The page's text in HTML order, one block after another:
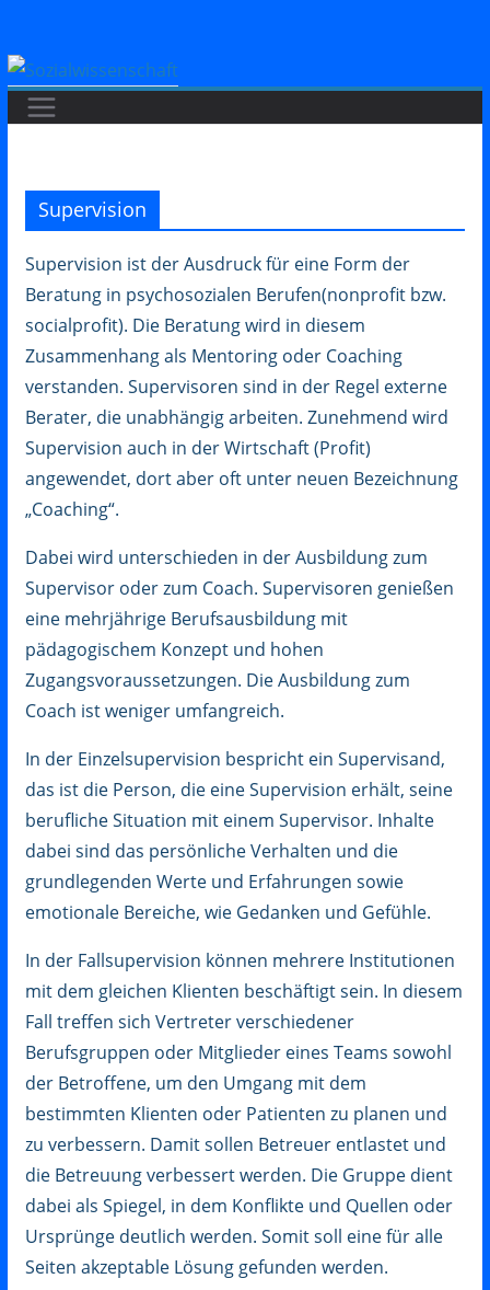
Inhalt
springen
Supervision
Supervision ist der Ausdruck für eine Form der
Beratung in psychosozialen Berufen(nonprofit bzw.
socialprofit). Die Beratung wird in diesem
Zusammenhang als Mentoring oder Coaching
verstanden. Supervisoren sind in der Regel externe
Berater, die unabhängig arbeiten. Zunehmend wird
Supervision auch in der Wirtschaft (Profit)
angewendet, dort aber oft unter neuen Bezeichnung
„Coaching“.
Dabei wird unterschieden in der Ausbildung zum
Supervisor oder zum Coach. Supervisoren genießen
eine mehrjährige Berufsausbildung mit
pädagogischem Konzept und hohen
Zugangsvoraussetzungen. Die Ausbildung zum
Coach ist weniger umfangreich.
In der Einzelsupervision bespricht ein Supervisand,
das ist die Person, die eine Supervision erhält, seine
berufliche Situation mit einem Supervisor. Inhalte
dabei sind das persönliche Verhalten und die
grundlegenden Werte und Erfahrungen sowie
emotionale Bereiche, wie Gedanken und Gefühle.
In der Fallsupervision können mehrere Institutionen
mit dem gleichen Klienten beschäftigt sein. In diesem
Fall treffen sich Vertreter verschiedener
Berufsgruppen oder Mitglieder eines Teams sowohl
der Betroffene, um den Umgang mit dem
bestimmten Klienten oder Patienten zu planen und
zu verbessern. Damit sollen Betreuer entlastet und
die Betreuung verbessert werden. Die Gruppe dient
dabei als Spiegel, in dem Konflikte und Quellen oder
Ursprünge deutlich werden. Somit soll eine für alle
Seiten akzeptable Lösung gefunden werden.